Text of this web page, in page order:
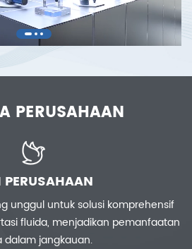
PERUSAHAAN
unggul untuksolusi komprehensif
fluida, menjadikan pemanfaatan
dalam jangkauan.